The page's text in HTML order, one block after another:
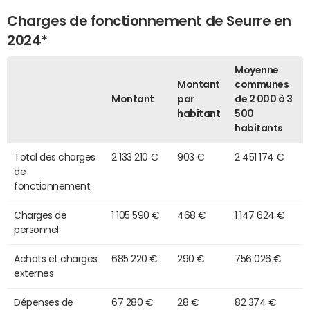
Charges de fonctionnement de Seurre en
2024*
Montant
Montant
par
habitant
Moyenne
communes
de 2 000 à 3
500
habitants
Total des charges
de
fonctionnement
2 133 210 € 903 € 2 451 174 €
Charges de
personnel
1 105 590 € 468 € 1 147 624 €
Achats et charges
externes
685 220 € 290 € 756 026 €
Dépenses de 67 280 € 28 € 82 374 €